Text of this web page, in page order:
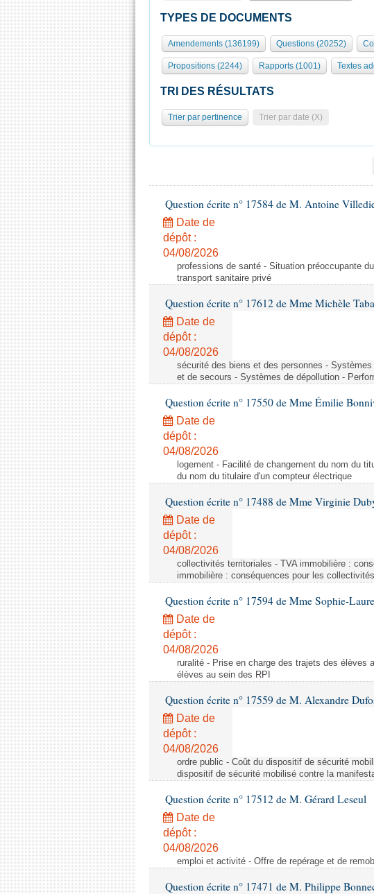
TYPES DE DOCUMENTS
Amendements (136199) Questions (20252)
Propositions (2244) Rapports (1001) Textes
TRI DES RÉSULTATS
Trier par pertinence Trier par date (X)
Question écrite n° 17584 de M. Antoine
Date de
dépôt :
04/08/2026
professions de santé - Situation préoccupante
transport sanitaire privé
Question écrite n° 17612 de Mme Michèle
Date de
dépôt :
04/08/2026
sécurité des biens et des personnes -
et de secours - Systèmes de dépollution -
Question écrite n° 17550 de Mme Émilie
Date de
dépôt :
04/08/2026
logement - Facilité de changement du nom du
du nom du titulaire d'un compteur électrique
Question écrite n° 17488 de Mme Virginie
Date de
dépôt :
04/08/2026
collectivités territoriales - TVA immobilière :
immobilière : conséquences pour les
Question écrite n° 17594 de Mme Sophie-
Date de
dépôt :
04/08/2026
ruralité - Prise en charge des trajets des élèves
élèves au sein des RPI
Question écrite n° 17559 de M. Alexandre
Date de
dépôt :
04/08/2026
ordre public - Coût du dispositif de sécurité
dispositif de sécurité mobilisé contre la
Question écrite n° 17512 de M. Gérard Leseul
Date de
dépôt :
04/08/2026
emploi et activité - Offre de repérage et de
Question écrite n° 17471 de M. Philippe